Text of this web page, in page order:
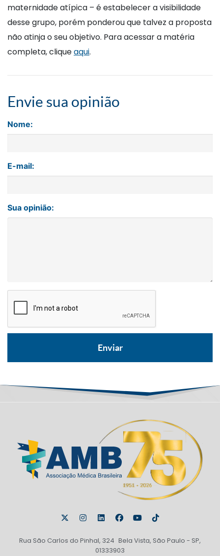
maternidade atípica – é estabelecer a visibilidade
desse grupo, porém ponderou que talvez a proposta
não atinja o seu objetivo. Para acessar a matéria
completa, cliqueaqui.
Envie sua opinião
Nome:
E-mail:
Sua opinião:
Rua São Carlos do Pinhal, 324 Bela Vista, São Paulo - SP,
01333903